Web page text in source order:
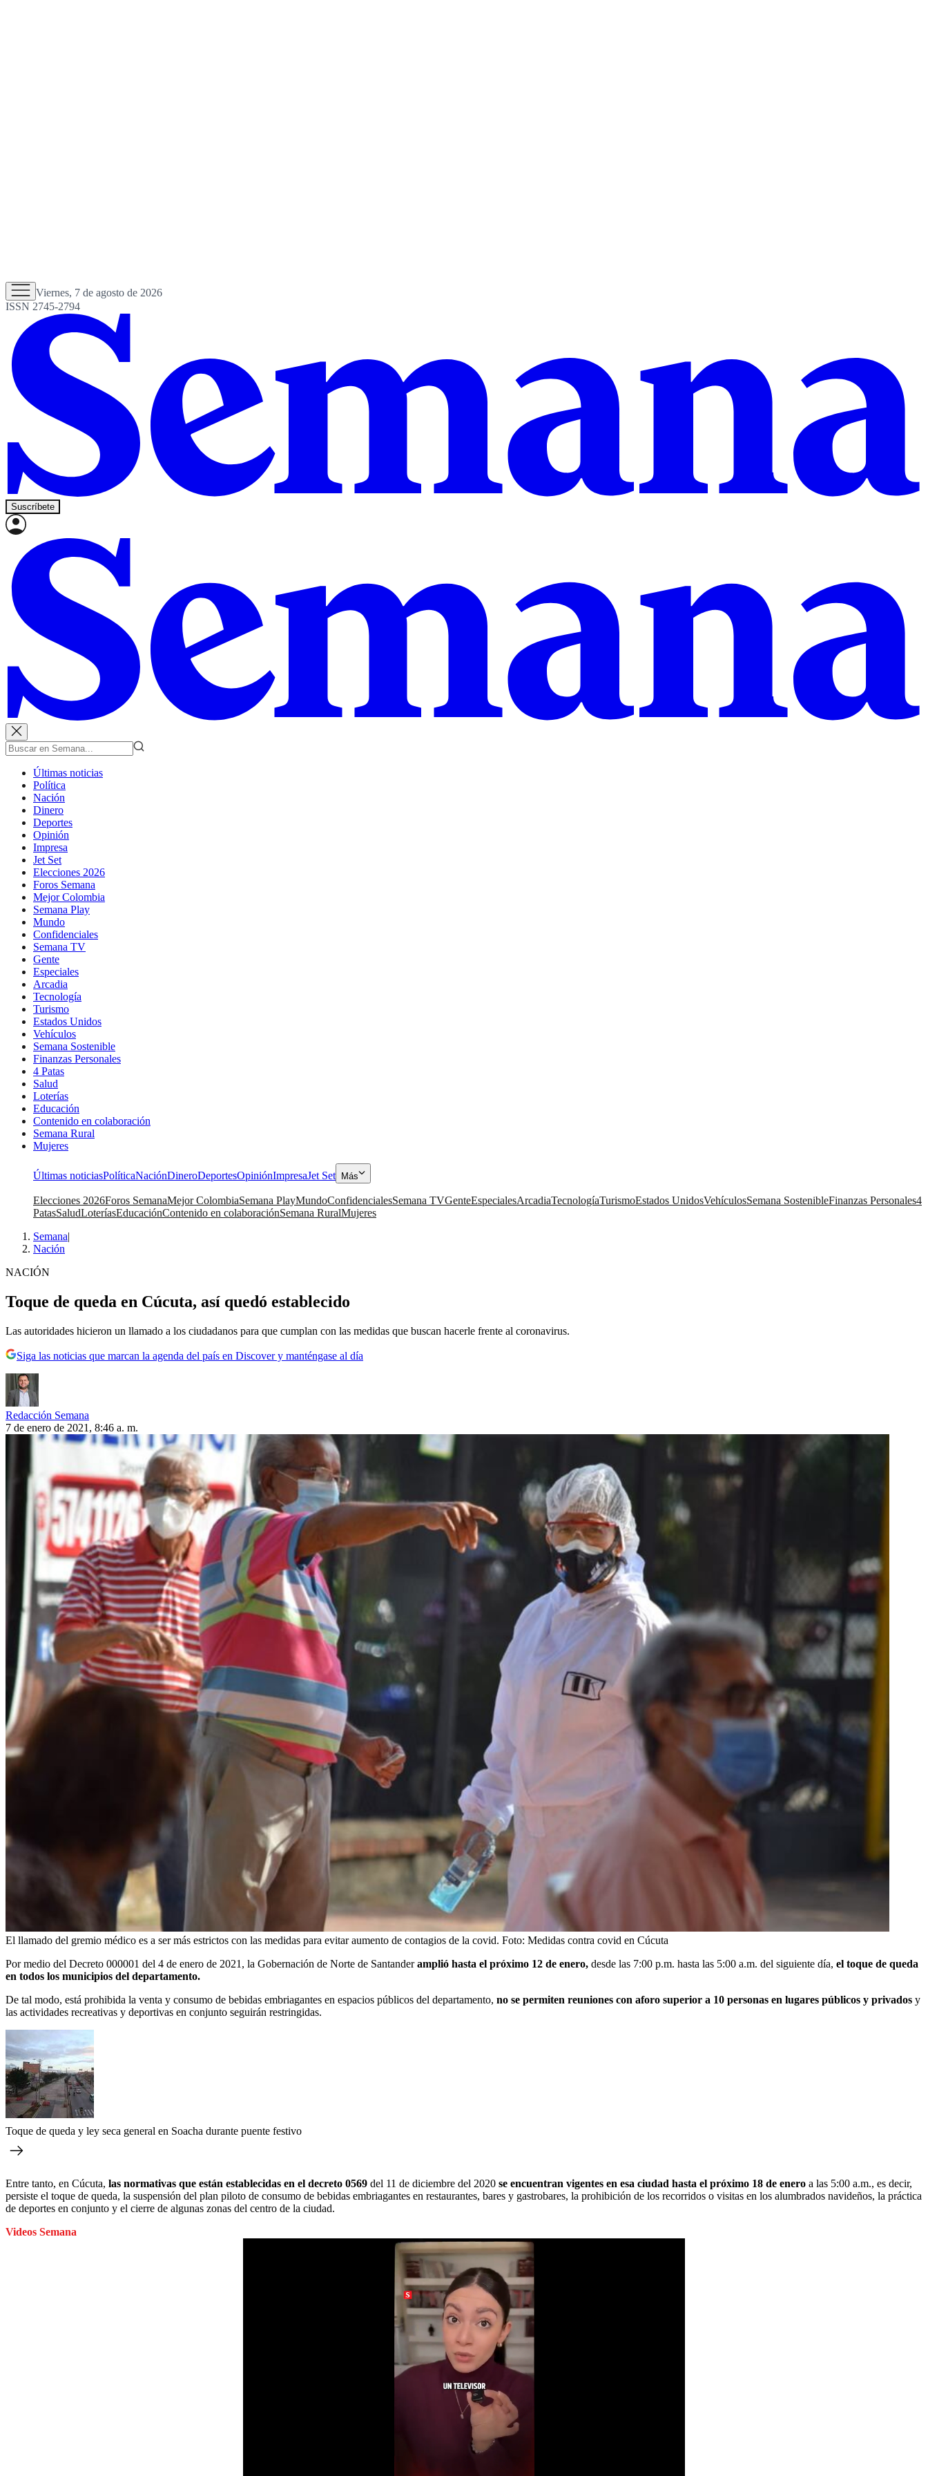
Viernes, 7 de agosto de 2026
ISSN 2745-2794
Suscríbete
Últimas noticias
Política
Nación
Dinero
Deportes
Opinión
Impresa
Jet Set
Elecciones 2026
Foros Semana
Mejor Colombia
Semana Play
Mundo
Confidenciales
Semana TV
Gente
Especiales
Arcadia
Tecnología
Turismo
Estados Unidos
Vehículos
Semana Sostenible
Finanzas Personales
4 Patas
Salud
Loterías
Educación
Contenido en colaboración
Semana Rural
Mujeres
Últimas noticiasPolíticaNaciónDineroDeportesOpiniónImpresaJet Set Más
Elecciones 2026Foros SemanaMejor ColombiaSemana PlayMundoConfidencialesSemana TVGenteEspecialesArcadiaTecnologíaTurismoEstados UnidosVehículosSemana SostenibleFinanzas Personales4
PatasSaludLoteríasEducaciónContenido en colaboraciónSemana RuralMujeres
Semana|
Nación
NACIÓN
Toque de queda en Cúcuta, así quedó establecido
Las autoridades hicieron un llamado a los ciudadanos para que cumplan con las medidas que buscan hacerle frente al coronavirus.
Siga las noticias que marcan la agenda del país en Discover y manténgase al día
Redacción Semana
7 de enero de 2021, 8:46 a. m.
El llamado del gremio médico es a ser más estrictos con las medidas para evitar aumento de contagios de la covid. Foto: Medidas contra covid en Cúcuta
Por medio del Decreto 000001 del 4 de enero de 2021, la Gobernación de Norte de Santanderamplió hasta el próximo 12 de enero, desde las 7:00 p.m. hasta las 5:00 a.m. del siguiente día, el toque de queda
en todos los municipios del departamento.
De tal modo, está prohibida la venta y consumo de bebidas embriagantes en espacios públicos del departamento, no se permiten reuniones con aforo superior a 10 personas en lugares públicos y privados y
las actividades recreativas y deportivas en conjunto seguirán restringidas.
Toque de queda y ley seca general en Soacha durante puente festivo
Entre tanto, en Cúcuta, las normativas que están establecidas en el decreto 0569 del 11 de diciembre del 2020 se encuentran vigentes en esa ciudad hasta el próximo 18 de enero a las 5:00 a.m., es decir,
persiste el toque de queda, la suspensión del plan piloto de consumo de bebidas embriagantes en restaurantes, bares y gastrobares, la prohibición de los recorridos o visitas en los alumbrados navideños, la práctica
de deportes en conjunto y el cierre de algunas zonas del centro de la ciudad.
Videos Semana